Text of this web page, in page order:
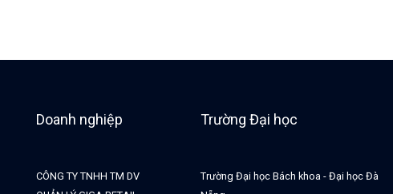
Doanh nghiệp
CÔNG TY TNHH TM DV
Trường Đại học
Trường Đại học Bách khoa - Đại học Đà